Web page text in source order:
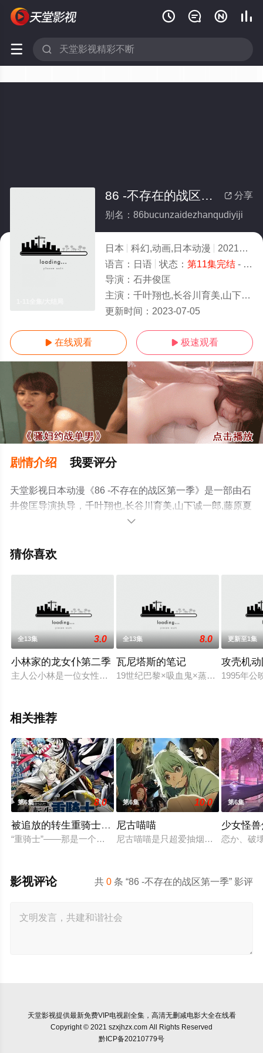
   
 
 分享
86 -不存在的战区第一季(全集)
别名：86bucunzaidezhanqudiyiji
日本 科幻,动画,日本动漫 2021
4.0
语言： 日语 状态： 第11集完结- 免费在线观看
导演： 石井俊匡
主演： 千叶翔也,长谷川育美,山下诚一郎,藤原夏海,早见沙织,铃代纱弓,白石晴香,石谷春贵,山下大
更新时间： 2023-07-05
 在线观看  极速观看
剧情介绍 我要评分
天堂影视日本动漫《86 -不存在的战区第一季》是一部由石
井俊匡导演执导，千叶翔也,长谷川育美,山下诚一郎,藤原夏
海,早见沙织,铃代纱弓,白石晴香,石谷春贵,山下大辉,村田太
风间万裕子,杉山里穗,三上哲,楠大典等演员精彩演绎的日本

猜你喜欢
全13集 3.0
小林家的龙女仆第二季
主人公小林是一位女性系统工程师，某天她喝酒喝的很醉兴冲
全13集 8.0
瓦尼塔斯的笔记
19世纪巴黎×吸血鬼×蒸汽朋?——您不
更新至1集
攻壳机
1995年公
相关推荐
第6集 8.0
被追放的转生重骑士用游戏知识开无双
“重骑士”——那是一个以防御为主，吸引敌人攻击以保护队友的
第6集 10.0
尼古喵喵
尼古喵喵是只超爱抽烟的废物兽人！
第6集
少女怪
恋か、破
共0 条 “86 -不存在的战区第一季” 影评
影视评论
天堂影视提供最新免费VIP电视剧全集，高清无删减电影大全在线看
Copyright © 2021 szxjhzx.com All Rights Reserved
黔ICP备20210779号